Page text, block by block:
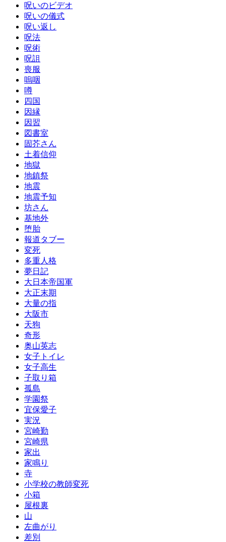
呪いのビデオ
呪いの儀式
呪い返し
呪法
呪術
呪詛
喪服
嗚咽
噂
四国
因縁
因習
図書室
固芥さん
土着信仰
地獄
地鎮祭
地震
地震予知
坊さん
基地外
堕胎
報道タブー
変死
多重人格
夢日記
大日本帝国軍
大正末期
大量の指
大阪市
天狗
奇形
奥山英志
女子トイレ
女子高生
子取り箱
孤島
学園祭
宜保愛子
実況
宮崎勤
宮崎県
家出
家鳴り
寺
小学校の教師変死
小箱
屋根裏
山
左曲がり
差別